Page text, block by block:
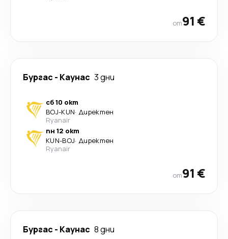
от91 €
Бургас - Каунас 3 дни
сб 10 окт
BOJ-KUN· Директен
Ryanair
пн 12 окт
KUN-BOJ· Директен
Ryanair
от91 €
Бургас - Каунас 8 дни